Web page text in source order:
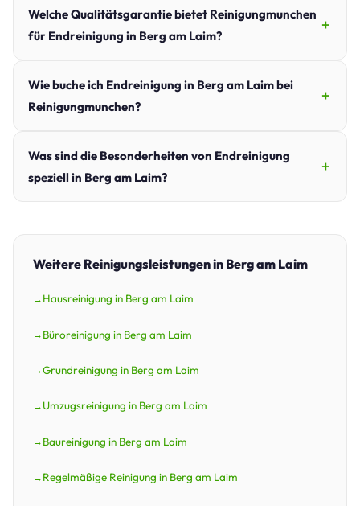
Welche Qualitätsgarantie bietet Reinigungmunchen
für Endreinigung in Berg am Laim?
Wie buche ich Endreinigung in Berg am Laim bei
Reinigungmunchen?
Was sind die Besonderheiten von Endreinigung
speziell in Berg am Laim?
Weitere Reinigungsleistungen in Berg am Laim
Hausreinigung in Berg am Laim
Büroreinigung in Berg am Laim
Grundreinigung in Berg am Laim
Umzugsreinigung in Berg am Laim
Baureinigung in Berg am Laim
Regelmäßige Reinigung in Berg am Laim